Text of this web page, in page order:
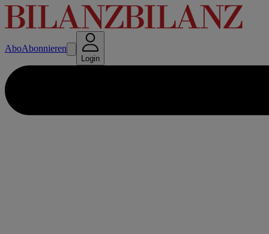
AboAbonnieren
Login